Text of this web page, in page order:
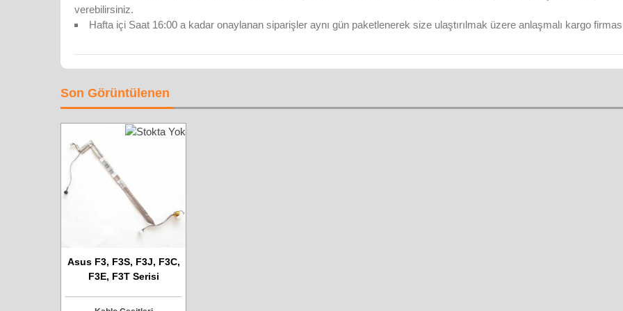
verebilirsiniz.
Hafta içi Saat 16:00 a kadar onaylanan siparişler aynı gün paketlenerek size ulaştırılmak üzere anlaşmalı kargo
Son Görüntülenen
Asus F3, F3S, F3J, F3C,
F3E, F3T Serisi